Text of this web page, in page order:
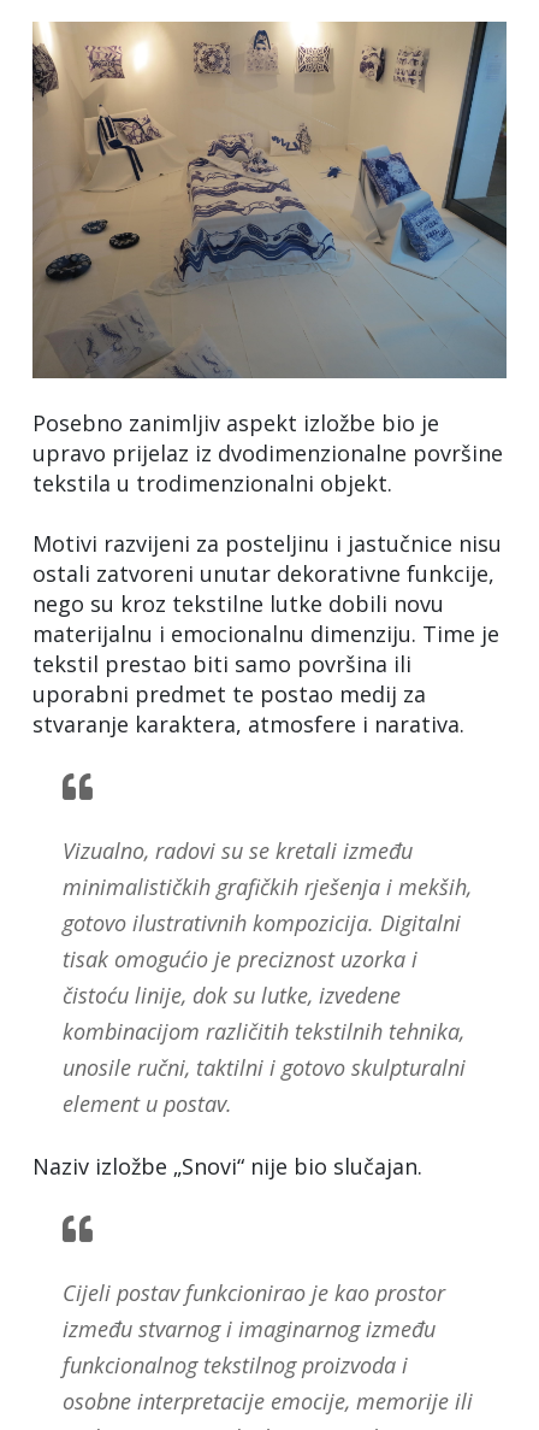
Posebno zanimljiv aspekt izložbe bio je
upravo prijelaz iz dvodimenzionalne površine
tekstila u trodimenzionalni objekt.
Motivi razvijeni za posteljinu i jastučnice nisu
ostali zatvoreni unutar dekorativne funkcije,
nego su kroz tekstilne lutke dobili novu
materijalnu i emocionalnu dimenziju. Time je
tekstil prestao biti samo površina ili
uporabni predmet te postao medij za
stvaranje karaktera, atmosfere i narativa.
Vizualno, radovi su se kretali između
minimalističkih grafičkih rješenja i mekših,
gotovo ilustrativnih kompozicija. Digitalni
tisak omogućio je preciznost uzorka i
čistoću linije, dok su lutke, izvedene
kombinacijom različitih tekstilnih tehnika,
unosile ručni, taktilni i gotovo skulpturalni
element u postav.
Naziv izložbe „Snovi“ nije bio slučajan.
Cijeli postav funkcionirao je kao prostor
između stvarnog i imaginarnog između
funkcionalnog tekstilnog proizvoda i
osobne interpretacije emocije, memorije ili